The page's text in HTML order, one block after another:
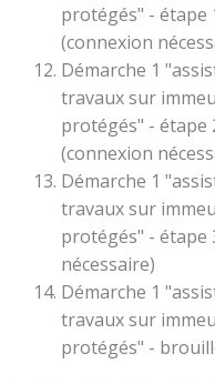
protégés" - étape
(connexion
Démarche 1
travaux sur
protégés" - étape
(connexion
Démarche 1
travaux sur
protégés" - étape
nécessaire)
Démarche 1
travaux sur
protégés" -